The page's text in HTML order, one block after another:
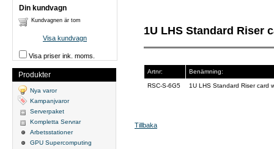
1U LHS Standard Riser
Artnr: Benämning:
RSC-S-6G5 1U LHS Standard Riser card
Tillbaka
Din kundvagn
Kundvagnen är tom
Visa kundvagn
Visa priser ink. moms.
Produkter
Nya varor
Kampanjvaror
Serverpaket
Kompletta Servrar
Arbetsstationer
GPU Supercomputing